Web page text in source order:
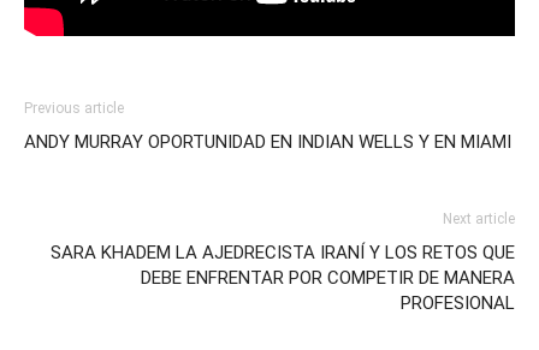
Previous article
ANDY MURRAY OPORTUNIDAD EN INDIAN WELLS Y EN MIAMI
Next article
SARA KHADEM LA AJEDRECISTA IRANÍ Y LOS RETOS QUE
DEBE ENFRENTAR POR COMPETIR DE MANERA
PROFESIONAL